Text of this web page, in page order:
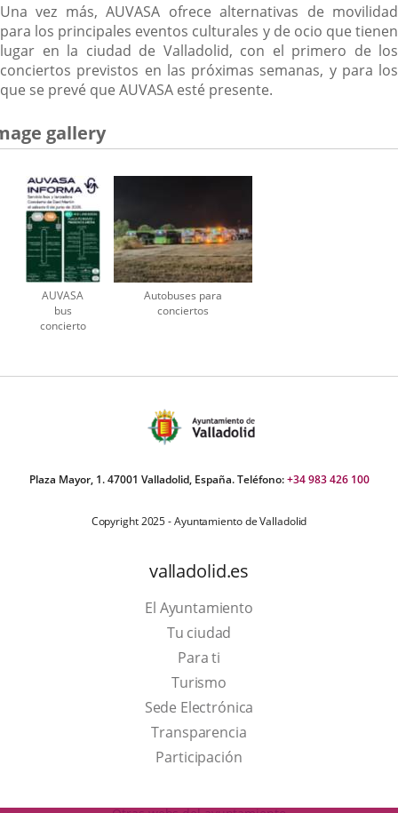
Una vez más, AUVASA ofrece alternativas de movilidad
para los principales eventos culturales y de ocio que tienen
lugar en la ciudad de Valladolid, con el primero de los
conciertos previstos en las próximas semanas, y para los
que se prevé que AUVASA esté presente.
gallery
AUVASA
bus
concierto
Autobuses para
conciertos
Plaza Mayor, 1. 47001 Valladolid, España. Teléfono:+34 983 426 100
Copyright 2025 - Ayuntamiento de Valladolid
valladolid.es
El Ayuntamiento
Tu ciudad
Para ti
TurismoThis
link
will
open
a
Sede Electrónica
Transparencia
Participación